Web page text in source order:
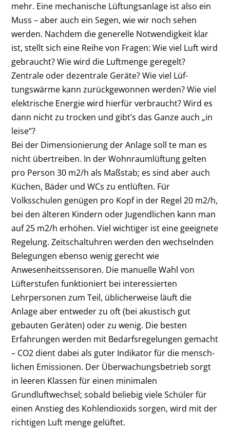
mehr. Eine mechanische Lüftungsanlage ist also ein
Muss – aber auch ein Segen, wie wir noch sehen
werden. Nachdem die generelle Notwendigkeit klar
ist, stellt sich eine Reihe von Fragen: Wie viel Luft wird
gebraucht? Wie wird die Luftmenge geregelt?
Zentrale oder dezentrale Ge­räte? Wie viel Lüf­
tungswärme kann zurückgewonnen werden? Wie viel
elektrische Energie wird hierfür ver­braucht? Wird es
dann nicht zu trocken und gibt’s das Ganze auch „in
leise“?
Bei der Dimensionierung der Anlage soll­ te man es
nicht übertreiben. In der Wohn­raumlüftung gelten
pro Person 30 m2/h als Maßstab; es sind aber auch
Küchen, Bäder und WCs zu entlüften. Für
Volksschulen ge­nügen pro Kopf in der Regel 20 m2/h,
bei den älteren Kindern oder Jugendlichen kann man
auf 25 m2/h erhöhen. Viel wichtiger ist eine geeignete
Regelung. Zeitschaltuhren werden den wechselnden
Belegungen ebenso wenig gerecht wie
Anwesenheitssensoren. Die manuelle Wahl von
Lüfterstufen funktioniert bei interessierten
Lehrpersonen zum Teil, üblicherweise läuft die
Anlage aber entweder zu oft (bei akustisch gut
gebauten Geräten) oder zu wenig. Die besten
Erfahrungen wer­den mit Bedarfsregelungen gemacht
– CO2 dient dabei als guter Indikator für die mensch­
lichen Emissionen. Der Überwachungs­betrieb sorgt
in leeren Klassen für einen minimalen
Grundluftwechsel; sobald beliebig viele Schüler für
einen Anstieg des Kohlen­dioxids sorgen, wird mit der
richtigen Luft­ menge gelüftet.